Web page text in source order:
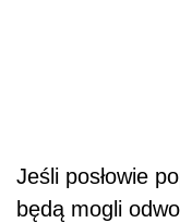
Jeśli posłowie
będą mogli